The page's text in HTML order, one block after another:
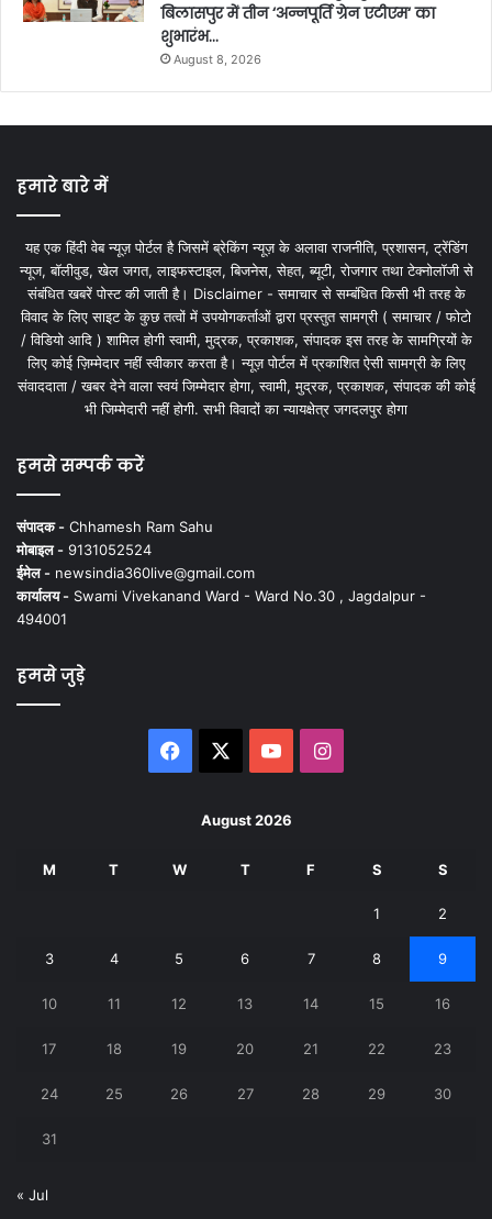
बिलासपुर में तीन ‘अन्नपूर्ति ग्रेन एटीएम‘ का
शुभारंभ…
August 8, 2026
हमारे बारे में
यह एक हिंदी वेब न्यूज़ पोर्टल है जिसमें ब्रेकिंग न्यूज़ के अलावा राजनीति, प्रशासन, ट्रेंडिंग
न्यूज, बॉलीवुड, खेल जगत, लाइफस्टाइल, बिजनेस, सेहत, ब्यूटी, रोजगार तथा टेक्नोलॉजी से
संबंधित खबरें पोस्ट की जाती है। Disclaimer - समाचार से सम्बंधित किसी भी तरह के
विवाद के लिए साइट के कुछ तत्वों में उपयोगकर्ताओं द्वारा प्रस्तुत सामग्री ( समाचार / फोटो
/ विडियो आदि ) शामिल होगी स्वामी, मुद्रक, प्रकाशक, संपादक इस तरह के सामग्रियों के
लिए कोई ज़िम्मेदार नहीं स्वीकार करता है। न्यूज़ पोर्टल में प्रकाशित ऐसी सामग्री के लिए
संवाददाता / खबर देने वाला स्वयं जिम्मेदार होगा, स्वामी, मुद्रक, प्रकाशक, संपादक की कोई
भी जिम्मेदारी नहीं होगी. सभी विवादों का न्यायक्षेत्र जगदलपुर होगा
हमसे सम्पर्क करें
संपादक - Chhamesh Ram Sahu
मोबाइल - 9131052524
ईमेल - newsindia360live@gmail.com
कार्यालय - Swami Vivekanand Ward - Ward No.30 , Jagdalpur -
494001
हमसे जुड़े
Facebook YouTubeInstagram
August 2026
M T W T F S S
1 2
3 4 5 6 7 8 9
10 11 12 13 14 15 16
17 18 19 20 21 22 23
24 25 26 27 28 29 30
31
« Jul